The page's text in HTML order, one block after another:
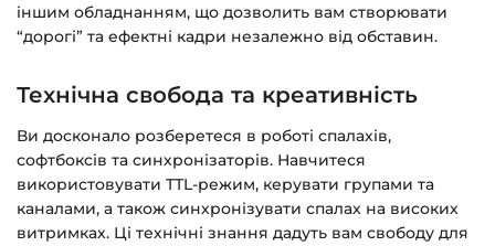
іншим обладнанням, що дозволить вам створювати
“дорогі” та ефектні кадри незалежно від обставин.
Технічна свобода та креативність
Ви досконало розберетеся в роботі спалахів,
софтбоксів та синхронізаторів. Навчитеся
використовувати TTL-режим, керувати групами та
каналами, а також синхронізувати спалах на високих
витримках. Ці технічні знання дадуть вам свободу для